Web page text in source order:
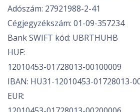
Adószám: 27921988-2-41
Cégjegyzékszám: 01-09-357234
Bank SWIFT kód: UBRTHUHB
HUF:
12010453-01728013-00100009
IBAN: HU31-12010453-01728013-
EUR: